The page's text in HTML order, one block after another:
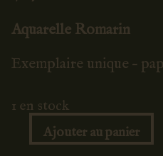
Aquarelle Romarin
Exemplaire unique –
1 en stock
quantité
Ajouter au panier